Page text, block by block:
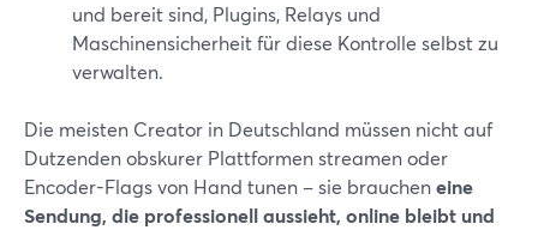
und bereit sind, Plugins, Relays und
Maschinensicherheit für diese Kontrolle selbst zu
verwalten.
Die meisten Creator in Deutschland müssen nicht auf
Dutzenden obskurer Plattformen streamen oder
Encoder-Flags von Hand tunen – sie braucheneine
Sendung, die professionell aussieht, online bleibt und